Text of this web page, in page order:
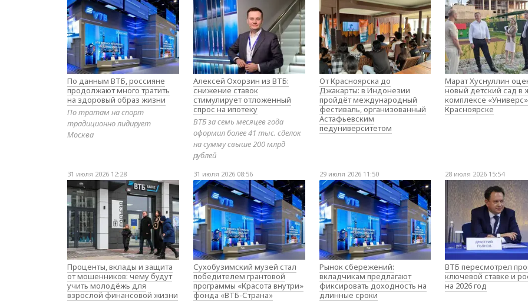
По данным ВТБ, россияне
продолжают много тратить
на здоровый образ жизни
По тратам на спорт
традиционно лидирует
Москва
Алексей Охорзин из ВТБ:
снижение ставок
стимулирует отложенный
спрос на ипотеку
ВТБ за семь месяцев года
оформил более 41 тыс. сделок
на сумму свыше 200 млрд
рублей
От Красноярска до
Джакарты: в Индонезии
пройдёт международный
фестиваль, организованный
Астафьевским
педуниверситетом
Марат Хуснуллин
новый детский сад в
комплексе
Красноярске
31 июля 2026 12:28
Проценты, вклады и защита
от мошенников: чему будут
учить молодёжь для
взрослой финансовой жизни
31 июля 2026 08:56
Сухобузимский музей стал
победителем грантовой
программы «Красота внутри»
фонда «ВТБ-Страна»
29 июля 2026 11:50
Рынок сбережений:
вкладчикам предлагают
фиксировать доходность на
длинные сроки
28 июля 2026 15:54
ВТБ пересмотрел
ключевой ставке и
на 2026 год